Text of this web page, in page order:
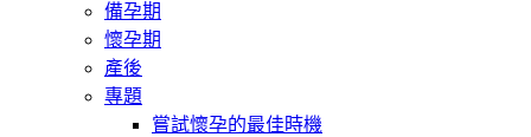
備孕期
懷孕期
產後
專題
嘗試懷孕的最佳時機